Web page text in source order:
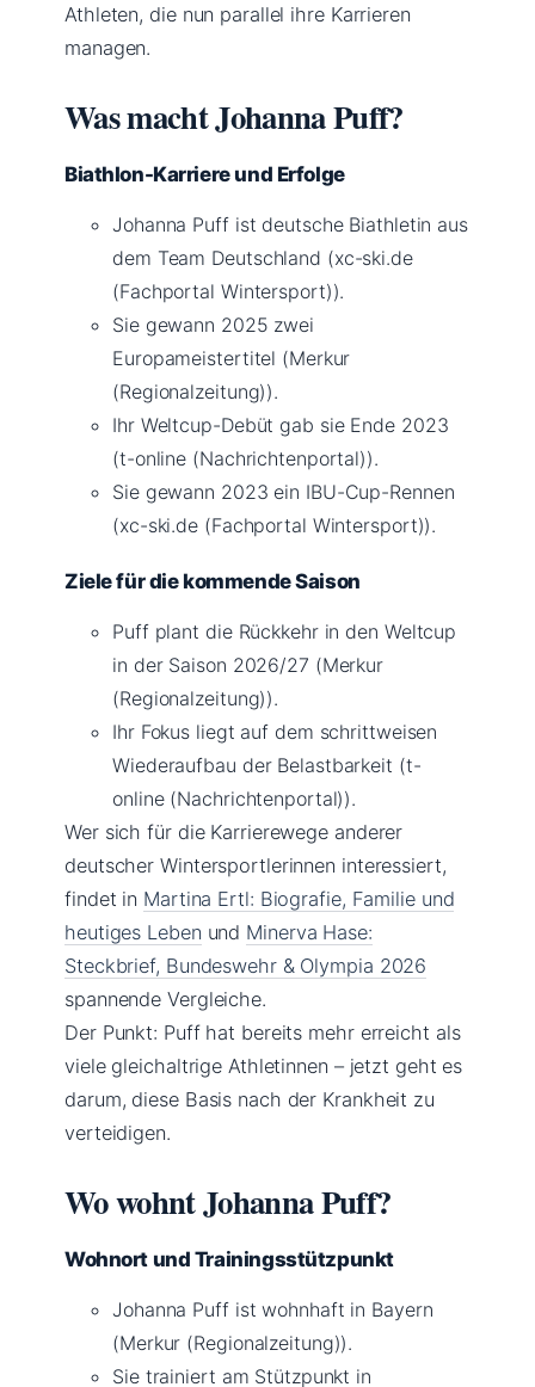
Athleten, die nun parallel ihre Karrieren
managen.
Was macht Johanna Puff?
Biathlon-Karriere und Erfolge
Johanna Puff ist deutsche Biathletin aus
dem Team Deutschland (xc-ski.de
(Fachportal Wintersport)).
Sie gewann 2025 zwei
Europameistertitel (Merkur
(Regionalzeitung)).
Ihr Weltcup-Debüt gab sie Ende 2023
(t-online (Nachrichtenportal)).
Sie gewann 2023 ein IBU-Cup-Rennen
(xc-ski.de (Fachportal Wintersport)).
Ziele für die kommende Saison
Puff plant die Rückkehr in den Weltcup
in der Saison 2026/27 (Merkur
(Regionalzeitung)).
Ihr Fokus liegt auf dem schrittweisen
Wiederaufbau der Belastbarkeit (t-
online (Nachrichtenportal)).
Wer sich für die Karrierewege anderer
deutscher Wintersportlerinnen interessiert,
findet in Martina Ertl: Biografie, Familie und
heutiges Leben und Minerva Hase:
Steckbrief, Bundeswehr & Olympia 2026
spannende Vergleiche.
Der Punkt: Puff hat bereits mehr erreicht als
viele gleichaltrige Athletinnen – jetzt geht es
darum, diese Basis nach der Krankheit zu
verteidigen.
Wo wohnt Johanna Puff?
Wohnort und Trainingsstützpunkt
Johanna Puff ist wohnhaft in Bayern
(Merkur (Regionalzeitung)).
Sie trainiert am Stützpunkt in